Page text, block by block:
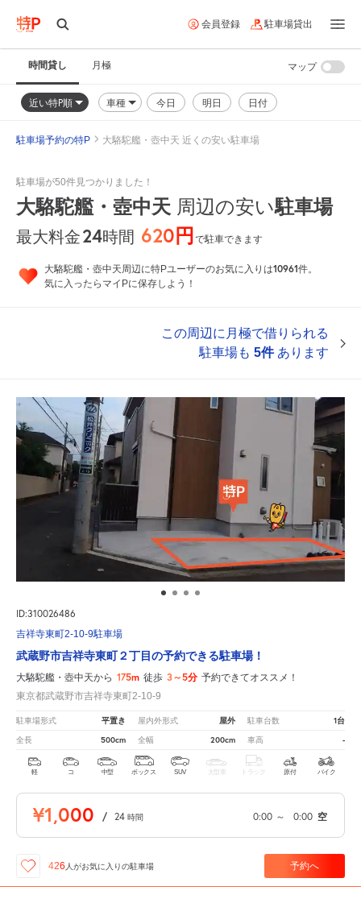
会員登録 駐車場貸出
時間貸し 月極
近い特P順 車種 今日 明日 日付
マップ
駐車場予約の特P 大駱駝艦・壺中天 近くの安い駐車場
駐車場が50件見つかりました！
大駱駝艦・壺中天 周辺の安い駐車場
最大料金24時間 620円で駐車できます
大駱駝艦・壺中天周辺に特Pユーザーのお気に入りは10961件。
気に入ったらマイPに保存しよう！
この周辺に月極で借りられる
駐車場も 5件あります
ID:310026486
吉祥寺東町2-10-9駐車場
武蔵野市吉祥寺東町２丁目の予約できる駐車場！
大駱駝艦・壺中天から 175m 徒歩 3～5分 予約できてオススメ！
東京都武蔵野市吉祥寺東町2-10-9
駐車場形式 平置き 屋内外形式 屋外 駐車台数 1台
全長 500cm 全幅 200cm 車高 -
軽 コ 中型 ボックス SUV 大型車 トラック 原付 バイク
¥1,000 / 24 時間 0:00 ～ 0:00 空
426 人がお気に入りの駐車場 予約へ